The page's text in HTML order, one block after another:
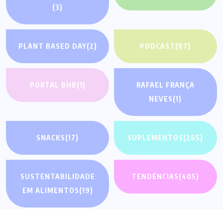
(3)
PLANT BASED DAY(2) PODCAST(87)
PORTAL BHB(1)
RAFAEL FRANÇA
NEVES(1)
SNACKS(17) SUPLEMENTOS(265)
SUSTENTABILIDADE
EM ALIMENTOS(19)
TENDÊNCIAS(405)